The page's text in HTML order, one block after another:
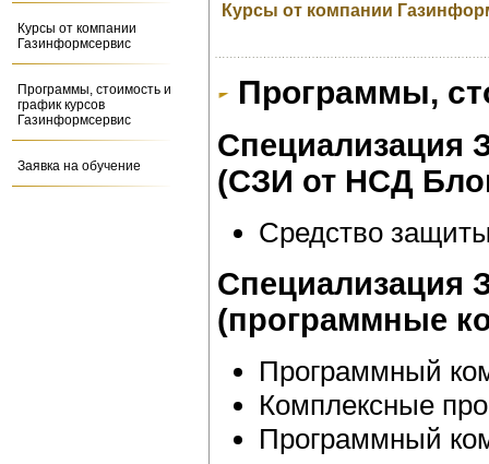
Курсы от компании
Газинформсервис
Программы, стоимость и
график курсов
Газинформсервис
Заявка на обучение
Курсы от компании
Программы,
Специализация
(СЗИ от НСД
Средство
Специализация
(программные
Программный
Комплексные
Программный